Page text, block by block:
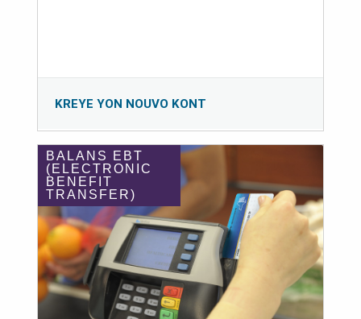
KREYE YON NOUVO KONT
BALANS EBT
(ELECTRONIC
BENEFIT
TRANSFER)